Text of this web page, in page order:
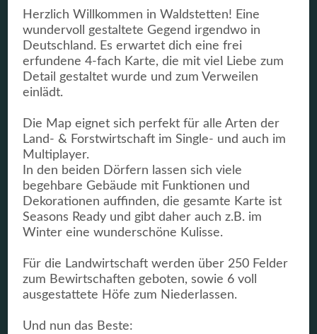
Herzlich Willkommen in Waldstetten! Eine
wundervoll gestaltete Gegend irgendwo in
Deutschland. Es erwartet dich eine frei
erfundene 4-fach Karte, die mit viel Liebe zum
Detail gestaltet wurde und zum Verweilen
einlädt.
Die Map eignet sich perfekt für alle Arten der
Land- & Forstwirtschaft im Single- und auch im
Multiplayer.
In den beiden Dörfern lassen sich viele
begehbare Gebäude mit Funktionen und
Dekorationen auffinden, die gesamte Karte ist
Seasons Ready und gibt daher auch z.B. im
Winter eine wunderschöne Kulisse.
Für die Landwirtschaft werden über 250 Felder
zum Bewirtschaften geboten, sowie 6 voll
ausgestattete Höfe zum Niederlassen.
Und nun das Beste: